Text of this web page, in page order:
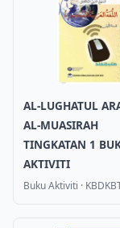
AL-LUGHATUL
AL-MUASIRAH
TINGKATAN 1
AKTIVITI
Buku Aktiviti ·